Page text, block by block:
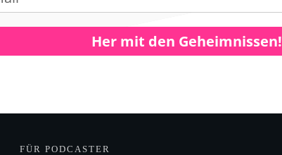
Her mit den Geheimnissen!
FÜR PODCASTER